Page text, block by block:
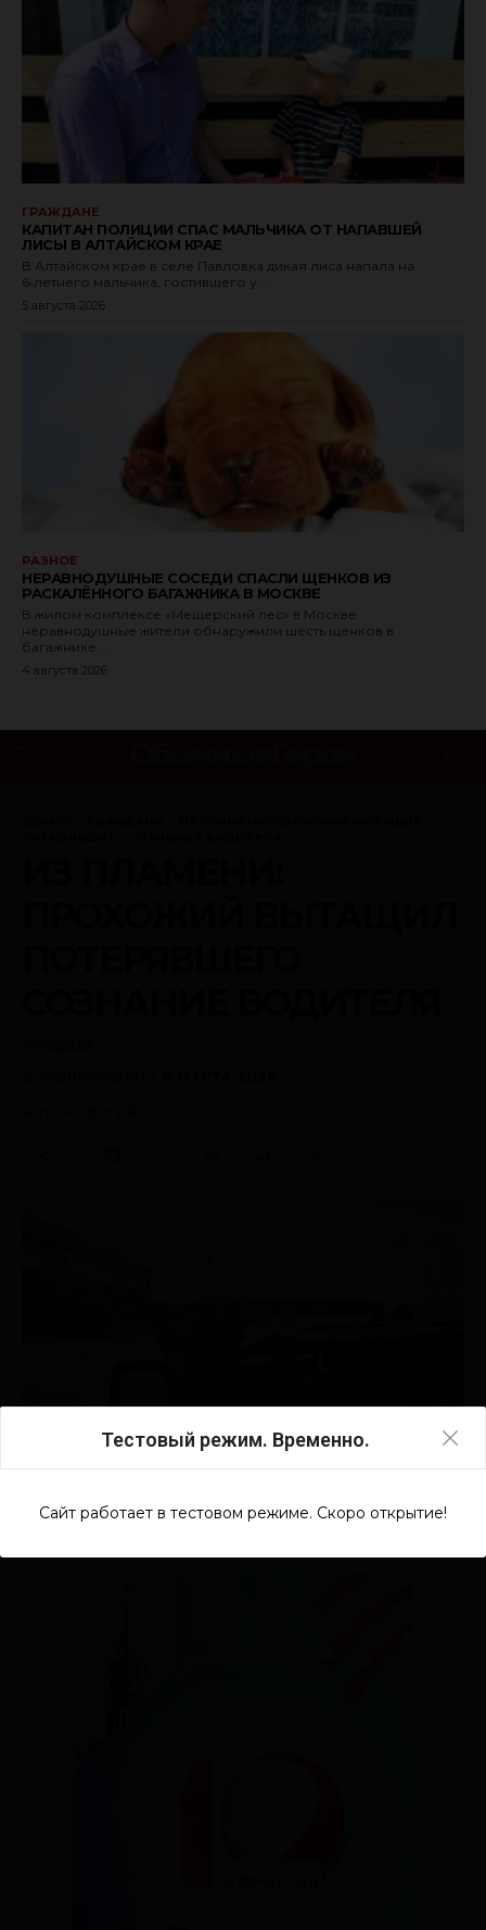
Тестовый режим. Временно.
Сайт работает в тестовом режиме. Скоро открытие!
ГРАЖДАНЕ
КАПИТАН ПОЛИЦИИ СПАС МАЛЬЧИКА ОТ НАПАВШЕЙ
ЛИСЫ В АЛТАЙСКОМ КРАЕ
В Алтайском крае в селе Павловка дикая лиса напала на
6‑летнего мальчика, гостившего у...
5 августа 2026
РАЗНОЕ
НЕРАВНОДУШНЫЕ СОСЕДИ СПАСЛИ ЩЕНКОВ ИЗ
РАСКАЛЁННОГО БАГАЖНИКА В МОСКВЕ
В жилом комплексе «Мещерский лес» в Москве
неравнодушные жители обнаружили шесть щенков в
багажнике...
4 августа 2026